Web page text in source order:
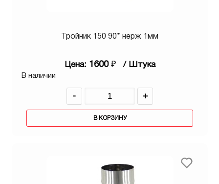
Тройник 150 90* нерж 1мм
Цена: 1600 ₽ / Штука
В наличии
- +
В КОРЗИНУ